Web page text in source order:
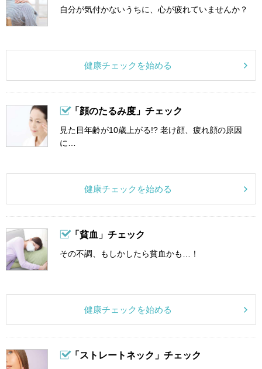
自分が気付かないうちに、心が疲れていませんか？
健康チェックを始める
「顔のたるみ度」チェック
見た目年齢が10歳上がる!? 老け顔、疲れ顔の原因
に…
健康チェックを始める
「貧血」チェック
その不調、もしかしたら貧血かも…！
健康チェックを始める
「ストレートネック」チェック